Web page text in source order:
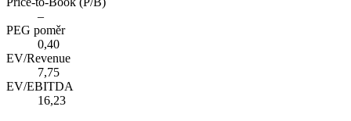
–
PEG poměr
0,40
EV/Revenue
7,75
EV/EBITDA
16,23